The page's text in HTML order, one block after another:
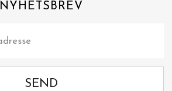
NYHETSBREV
SEND